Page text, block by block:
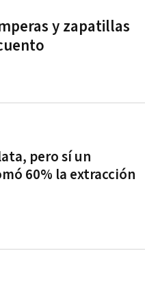
y zapatillas
pero sí un
60% la extracción